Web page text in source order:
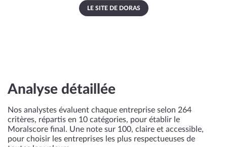
LE SITE DE DORAS
Analyse détaillée
Nos analystes évaluent chaque entreprise selon 264
critères, répartis en 10 catégories, pour établir le
Moralscore final. Une note sur 100, claire et accessible,
pour choisir les entreprises les plus respectueuses de